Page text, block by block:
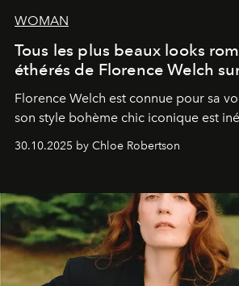
WOMAN
Tous les plus beaux looks
éthérés de Florence Welch
Florence Welch est connue pour sa
son style bohème chic iconique est
30.10.2025 by Chloe Robertson